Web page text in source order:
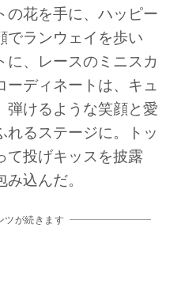
の花を手に、ハッピー
でランウェイを歩い
、レースのミニスカ
ディネートは、キュ
弾けるような笑顔と愛
れるステージに。トッ
て投げキッスを披露
込んだ。
ツが続きます